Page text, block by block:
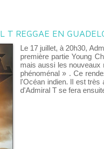
T REGGAE EN
Le 17 juillet, à 20h30,
première partie Young
mais aussi les nouveaux
phénoménal » . Ce
l'Océan indien. Il est très
d'Admiral T se fera